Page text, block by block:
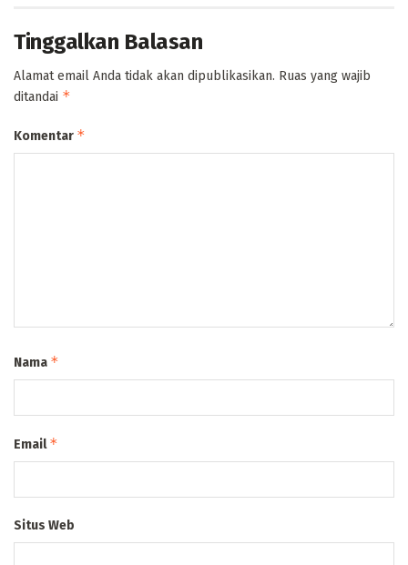
Tinggalkan Balasan
Alamat email Anda tidak akan dipublikasikan. Ruas yang wajib
ditandai *
Komentar *
Nama *
Email*
Situs Web